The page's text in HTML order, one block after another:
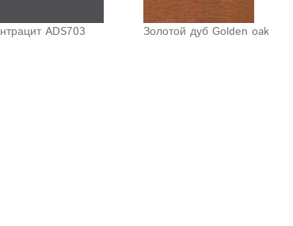
ADS703 Золотой дуб Golden oak